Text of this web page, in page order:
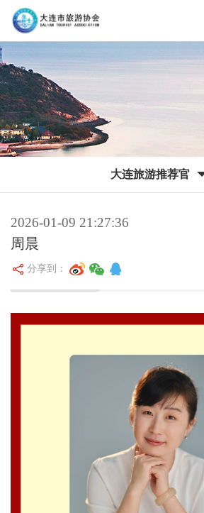
大连旅游推荐官
2026-01-09 21:27:36
周晨
分享到：